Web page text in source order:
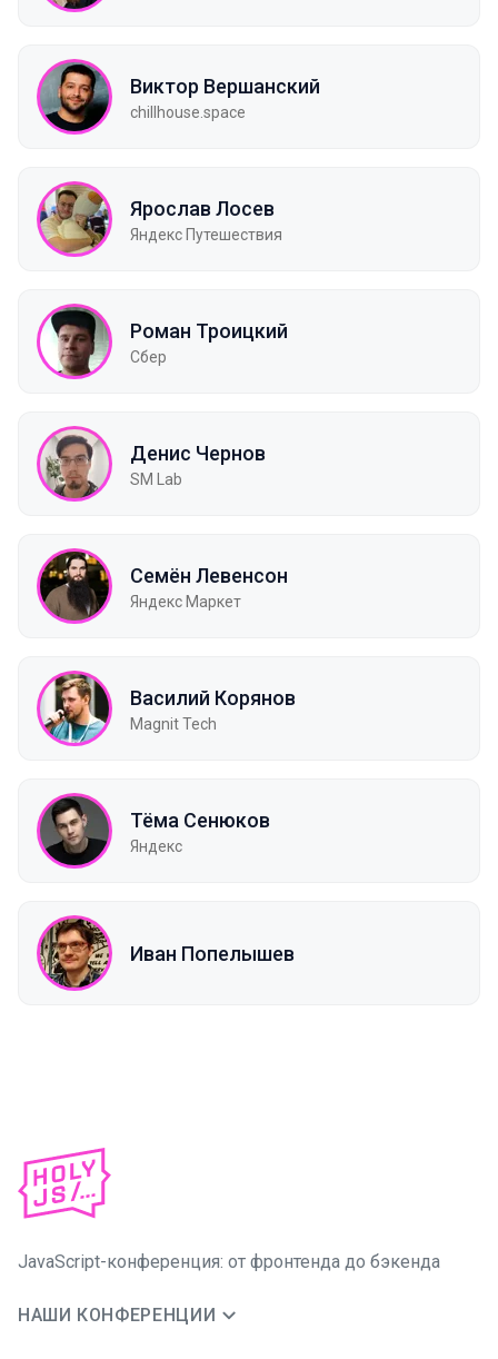
Виктор Вершанский
chillhouse.space
Ярослав Лосев
Яндекс Путешествия
Роман Троицкий
Сбер
Денис Чернов
SM Lab
Семён Левенсон
Яндекс Маркет
Василий Корянов
Magnit Tech
Тёма Сенюков
Яндекс
Иван Попелышев
JavaScript-конференция: от фронтенда до бэкенда
НАШИ КОНФЕРЕНЦИИ